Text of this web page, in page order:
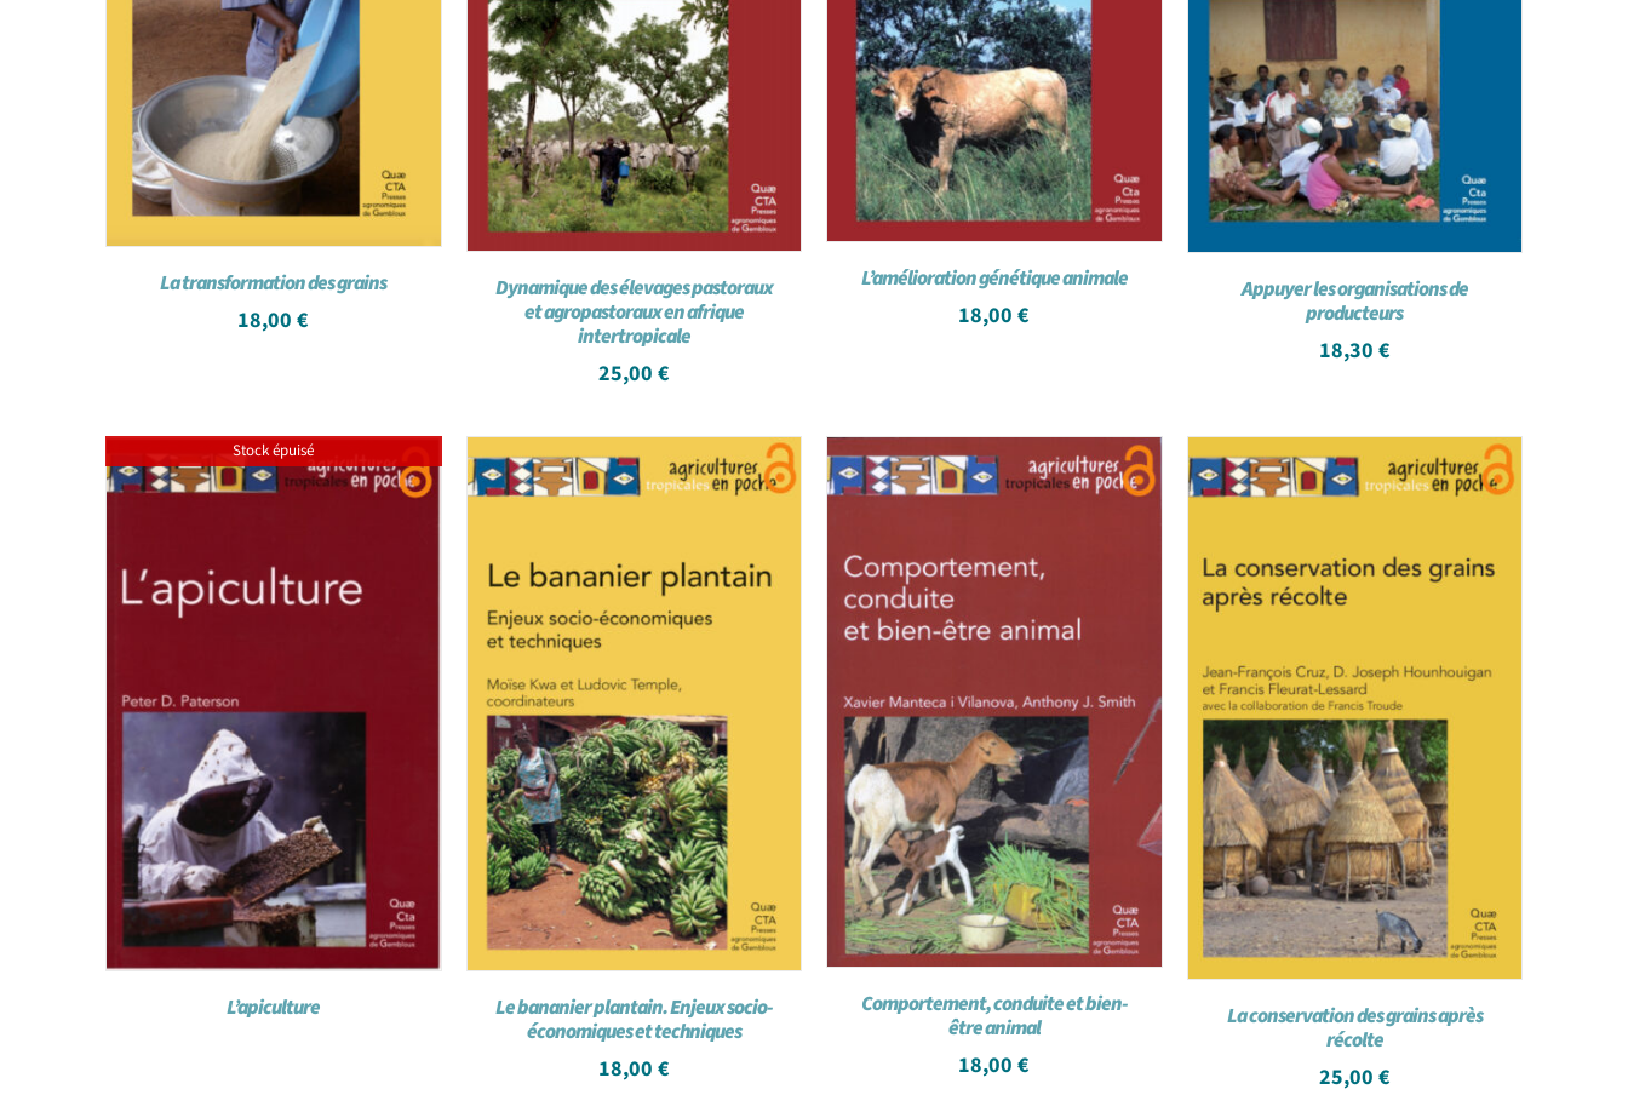
La transformation des grains
18,00€
Dynamique des élevages pastoraux
et agropastoraux en afrique
intertropicale
25,00 €
L’amélioration génétique animale
18,00€
Appuyer les organisations de
producteurs
18,30 €
Stock épuisé
L’apiculture
Le bananier plantain. Enjeux socio-
économiques et techniques
18,00 €
Comportement, conduite et bien-
être animal
18,00€
La conservation des grains après
récolte
25,00 €